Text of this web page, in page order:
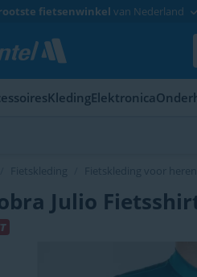
fietsenwinkel van Nederland
KledingElektronica
Fietskleding voor heren
Julio